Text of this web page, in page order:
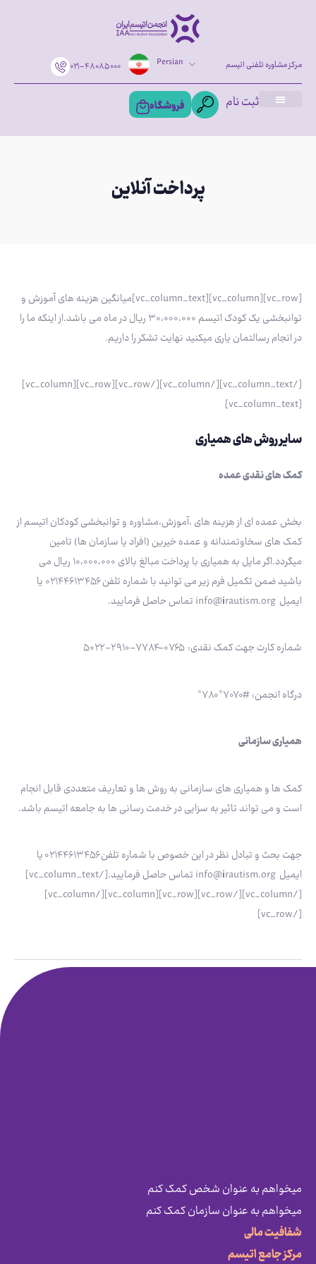
۰۲۱-۴۸۰۸۵۰۰۰ Persian مرکز مشاوره تلفنی اتیسم
ثبت نام فروشگاه
پرداخت آنلاین
[vc_row][vc_column][vc_column_text]میانگین هزینه های آموزش و
توانبخشی یک کودک اتیسم ۳۰،۰۰۰،۰۰۰ ریال در ماه می باشد.از اینکه ما را
در انجام رسالتمان یاری میکنید نهایت تشکر را داریم.
[/vc_column_text][/vc_column][/vc_row][vc_row][vc_column]
[vc_column_text]
سایر روش های همیاری
کمک های نقدی عمده
بخش عمده ای از هزینه های ،آموزش،مشاوره و توانبخشی کودکان اتیسم از
کمک های سخاوتمندانه و عمده خیرین (افراد یا سازمان ها) تامین
میگردد.اگر مایل به همیاری با پرداخت مبالغ بالای ۱۰،۰۰۰،۰۰۰ ریال می
باشید ضمن تکمیل فرم زیر می توانید با شماره تلفن ۰۲۱۴۴۶۱۳۴۵۶ یا
ایمیل info@
irautism.org تماس حاصل فرمایید.
شماره کارت جهت کمک نقدی: ۰۷۶۵-۷۷۸۴-۲۹۱۰-۵۰۲۲
درگاه انجمن: #۷۰۷۰*۷۸۰*
همیاری سازمانی
کمک ها و همیاری های سازمانی به روش ها و تعاریف متعددی قابل انجام
است و می تواند تاثیر به سزایی در خدمت رسانی ها به جامعه اتیسم باشد.
جهت بحث و تبادل نظر در این خصوص با شماره تلفن ۰۲۱۴۴۶۱۳۴۵۶ یا
ایمیل info@
i
rautism.org تماس حاصل فرمایید.[/vc_column_text]
[/vc_column][/vc_row][vc_row][vc_column][/vc_column]
[/vc_row]
میخواهم به عنوان شخص کمک کنم
میخواهم به عنوان سازمان کمک کنم
شفافیت مالی
مرکز جامع اتیسم